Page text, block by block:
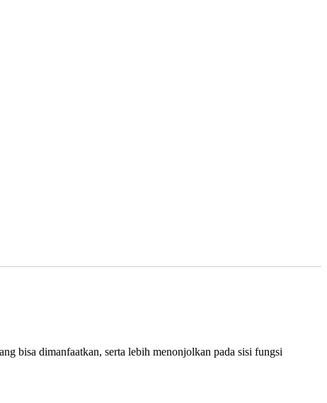
bisa dimanfaatkan, serta lebih menonjolkan pada sisi fungsi